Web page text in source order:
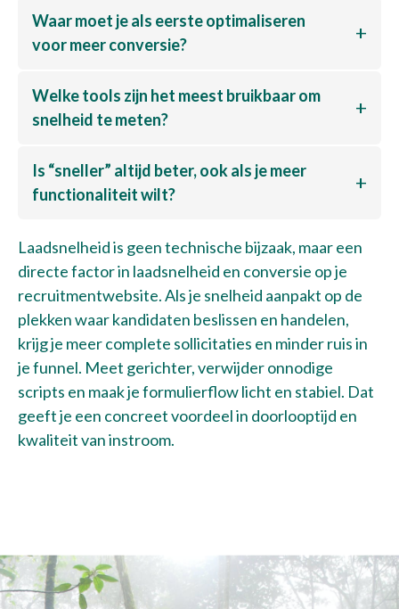
Waar moet je als eerste optimaliseren
voor meer conversie?
Welke tools zijn het meest bruikbaar om
snelheid te meten?
Is “sneller” altijd beter, ook als je meer
functionaliteit wilt?
Laadsnelheid is geen technische bijzaak, maar een
directe factor in laadsnelheid en conversie op je
recruitmentwebsite. Als je snelheid aanpakt op de
plekken waar kandidaten beslissen en handelen,
krijg je meer complete sollicitaties en minder ruis in
je funnel. Meet gerichter, verwijder onnodige
scripts en maak je formulierflow licht en stabiel. Dat
geeft je een concreet voordeel in doorlooptijd en
kwaliteit van instroom.